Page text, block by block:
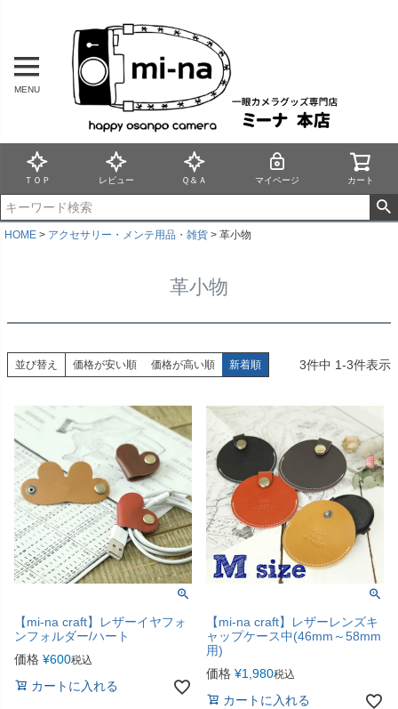
MENU
ＴＯＰ レビュー Ｑ＆Ａ マイページ カート
HOME アクセサリー・メンテ用品・雑貨 革小物
革小物
並び替え 価格が安い順 価格が高い順 新着順 3件中 1-3件表示
【mi-na craft】レザーイヤフォ
ンフォルダー/ハート
価格 ¥600税込
カートに入れる
【mi-na craft】レザーレンズキ
ャップケース中(46mm～58mm
用)
価格 ¥1,980税込
カートに入れる